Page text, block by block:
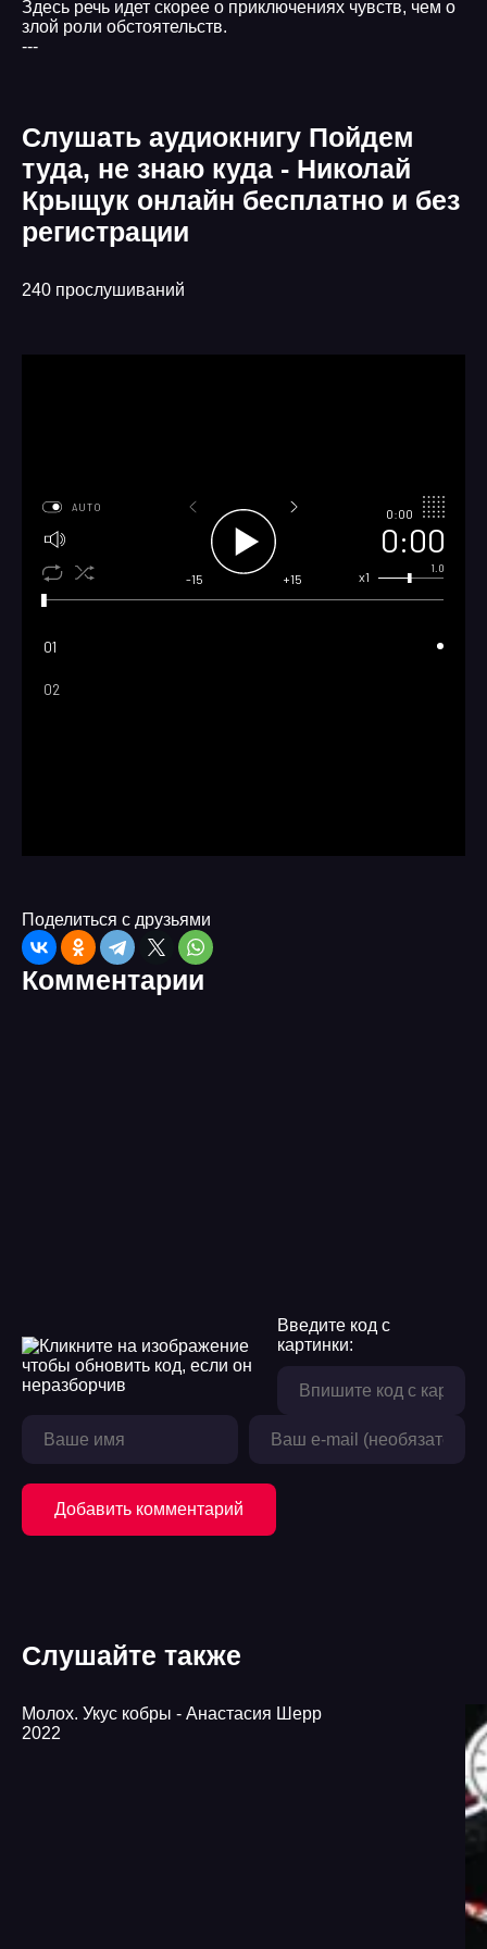
Здесь речь идет скорее о приключениях чувств, чем о
злой роли обстоятельств.
---
Слушать аудиокнигу Пойдем
туда, не знаю куда - Николай
Крыщук онлайн бесплатно и без
регистрации
240 прослушиваний
0:00
0:00
1.0
x1
-15 +15
AUTO
01
02
Поделиться с друзьями
Комментарии
Введите код с
картинки:
Добавить комментарий
Слушайте также
Молох. Укус кобры - Анастасия Шерр
2022